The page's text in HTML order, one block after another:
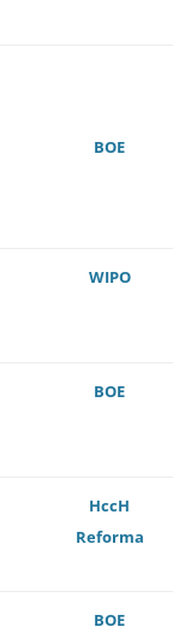
BOE
WIPO
BOE
HccH
Reforma
BOE